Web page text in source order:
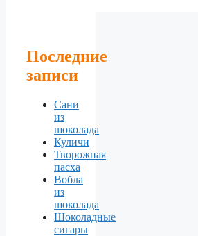
Последние
записи
Сани
из
шоколада
Куличи
Творожная
пасха
Вобла
из
шоколада
Шоколадные
сигары